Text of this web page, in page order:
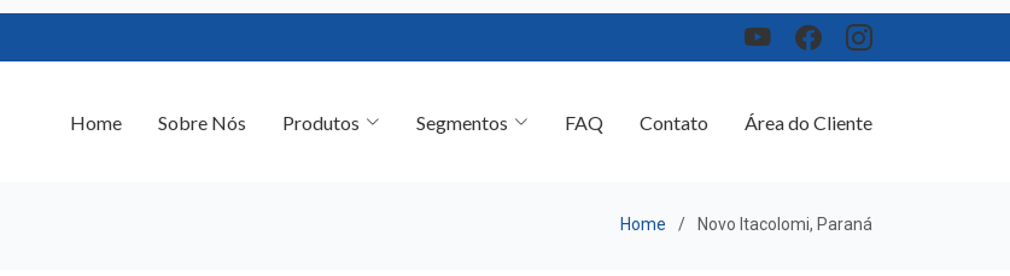
Área do Cliente
Home Novo Itacolomi, Paraná